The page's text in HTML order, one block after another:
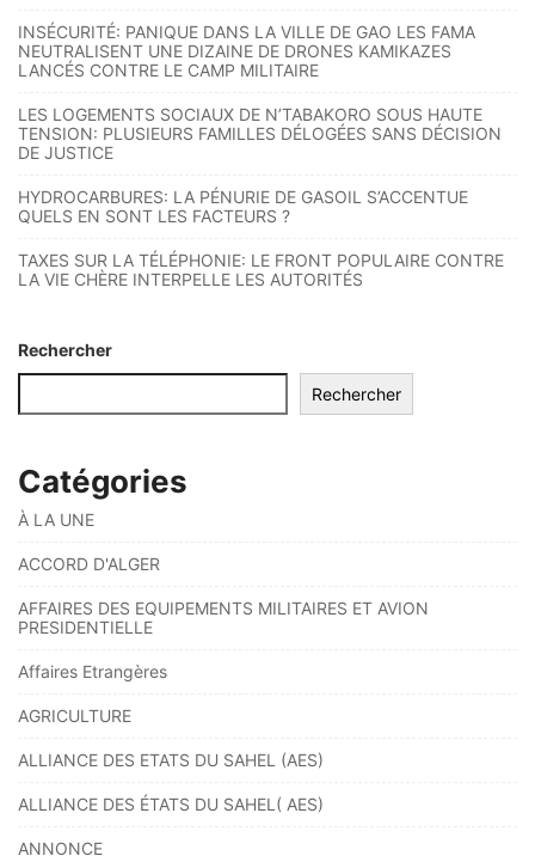
INSÉCURITÉ: PANIQUE DANS LA VILLE DE GAO LES FAMA
NEUTRALISENT UNE DIZAINE DE DRONES KAMIKAZES
LANCÉS CONTRE LE CAMP MILITAIRE
LES LOGEMENTS SOCIAUX DE N’TABAKORO SOUS HAUTE
TENSION: PLUSIEURS FAMILLES DÉLOGÉES SANS DÉCISION
DE JUSTICE
HYDROCARBURES: LA PÉNURIE DE GASOIL S’ACCENTUE
QUELS EN SONT LES FACTEURS ?
TAXES SUR LA TÉLÉPHONIE: LE FRONT POPULAIRE CONTRE
LA VIE CHÈRE INTERPELLE LES AUTORITÉS
Rechercher
Rechercher
Catégories
À LA UNE
ACCORD D'ALGER
AFFAIRES DES EQUIPEMENTS MILITAIRES ET AVION
PRESIDENTIELLE
Affaires Etrangères
AGRICULTURE
ALLIANCE DES ETATS DU SAHEL (AES)
ALLIANCE DES ÉTATS DU SAHEL( AES)
ANNONCE